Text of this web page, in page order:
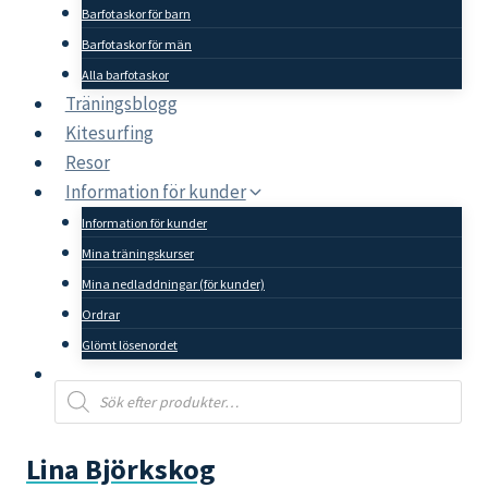
Barfotaskor för barn
Barfotaskor för män
Alla barfotaskor
Träningsblogg
Kitesurfing
Resor
Information för kunder
Information för kunder
Mina träningskurser
Mina nedladdningar (för kunder)
Ordrar
Glömt lösenordet
Products
search
Lina Björkskog